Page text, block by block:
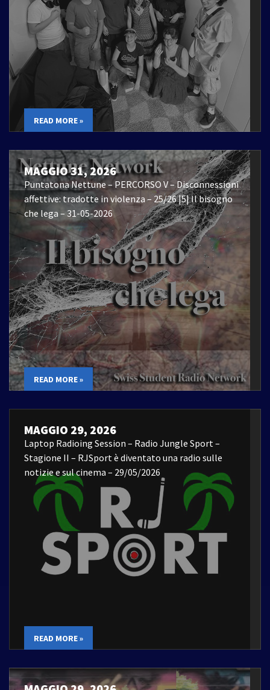
READ MORE »
MAGGIO 31, 2026
Puntatona Nettune – PERCORSO V – Disconnessioni
affettive: tradotte in violenza – 25/26 |5| Il bisogno
che lega – 31-05-2026
READ MORE »
MAGGIO 29, 2026
Laptop Radioing Session – Radio Jungle Sport –
Stagione II – RJSport è diventato una radio sulle
notizie e sul cinema – 29/05/2026
READ MORE »